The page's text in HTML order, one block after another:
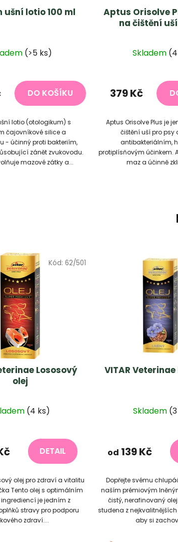
ušní lotio 100 ml
(>5 ks)
DO KOŠÍKU
lotio (otologikum) s
čajovníkové silice a
- účinný proti bakteriím,
zánět zvukovodu.
mazové zátky a...
Aptus Orisolve
na čištění
Skladem
379 Kč
Aptus Orisolve Plus je
čištění uší pro psy
antibakteriálním,
protiplísňovým účinkem.
maz a účinně
Lososový
olej
hodnocení
5,0
5
hvězdiček.
(4 ks)
DETAIL
olej pro zdraví a vitalitu
Tento olej s optimálním
je jedním z
stravy pro podporu
zdraví....
Kód: 62/501
VITAR Veterinae
Skladem
od 139 Kč
Dopřejte svému
naším prémiovým
čistý, nerafinovaný
studena z
aby si